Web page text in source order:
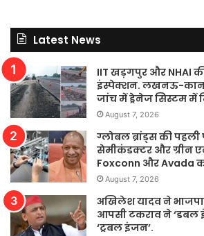
Latest News
IIT खड़गपुर और NHAI
इंस्पेक्शन. लखनऊ-
जांच में ड्रेनेज सिस्टम में
August 7, 2026
ग्लोबल ब्रांड्स की
सेमीकंडक्टर और ग्रीन
Foxconn और Avada
August 7, 2026
अखिलेश यादव ने
आपसी टकराव ने ‘डबल
‘ट्रबल इंजन’.